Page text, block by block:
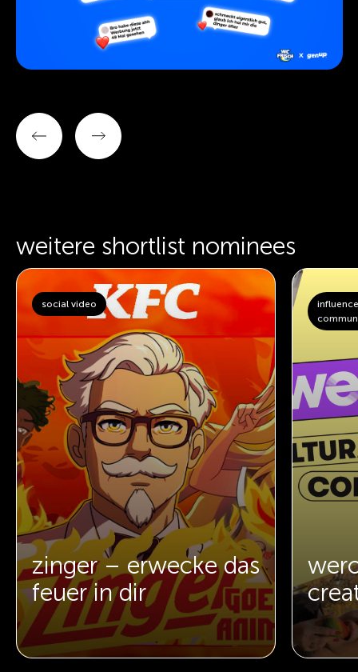
weitere shortlist nominees
social video
zinger – erwecke das
feuer in dir